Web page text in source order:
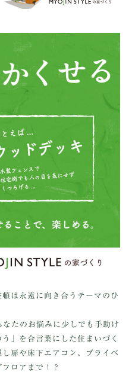
は永遠に向き合うテーマのひ
たのお悩みに少しでも手助け
」を合言葉にした住まいづく
扉や床下エアコン、プライベ
ロアまで！？